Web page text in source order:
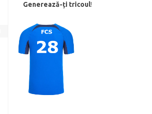
Generează-ți tricoul!